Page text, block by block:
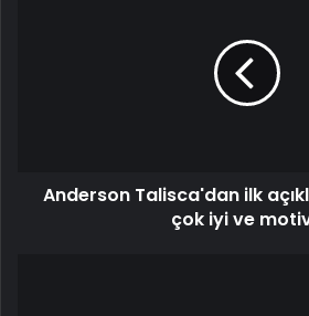
Anderson Talisca'dan ilk
çok iyi ve